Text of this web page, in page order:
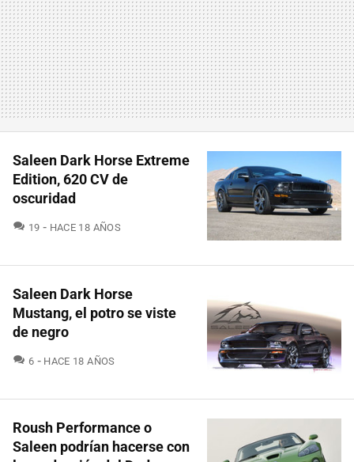
Saleen Dark Horse Extreme
Edition, 620 CV de
oscuridad
19 COMENTARIOS
HACE 18 AÑOS
Saleen Dark Horse
Mustang, el potro se viste
de negro
6 COMENTARIOS
HACE 18 AÑOS
Roush Performance o
Saleen podrían hacerse con